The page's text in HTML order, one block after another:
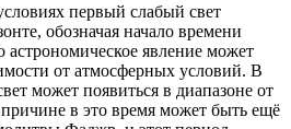
первый слабый свет
обозначая начало времени
явление может
от атмосферных условий. В
может появиться в диапазоне от
в это время может быть ещё